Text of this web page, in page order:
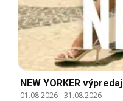
NEW YORKER výpredaj
01.08.2026-31.08.2026